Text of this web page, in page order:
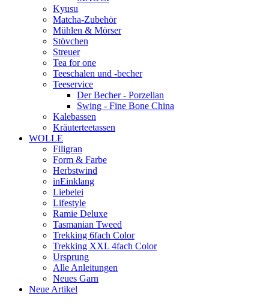
Kyusu
Matcha-Zubehör
Mühlen & Mörser
Stövchen
Streuer
Tea for one
Teeschalen und -becher
Teeservice
Der Becher - Porzellan
Swing - Fine Bone China
Kalebassen
Kräuterteetassen
WOLLE
Filigran
Form & Farbe
Herbstwind
inEinklang
Liebelei
Lifestyle
Ramie Deluxe
Tasmanian Tweed
Trekking 6fach Color
Trekking XXL 4fach Color
Ursprung
Alle Anleitungen
Neues Garn
Neue Artikel